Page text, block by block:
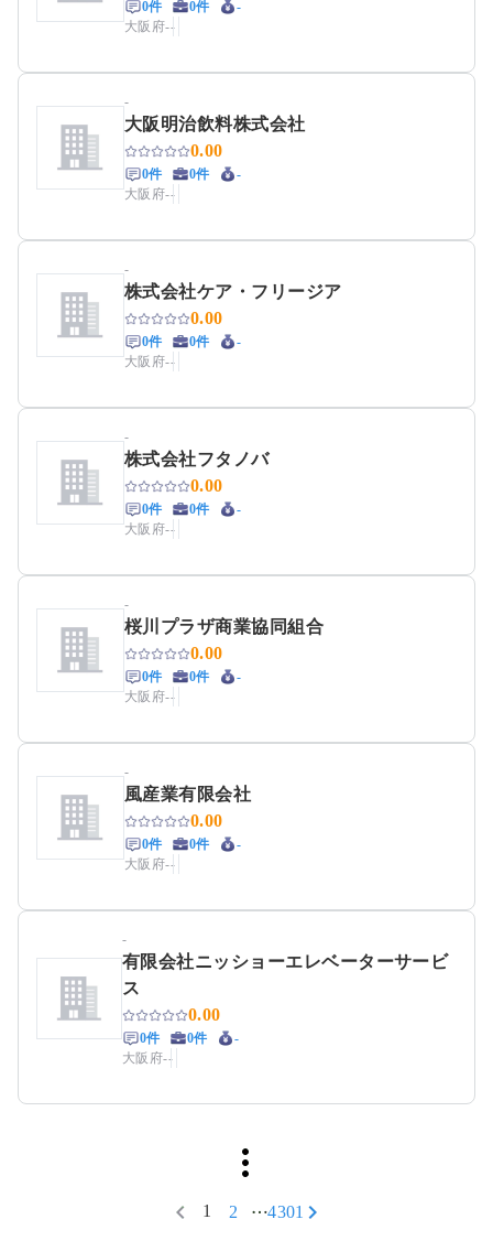
0件 0件
-
大阪府--
-
大阪明治飲料株式会社
0.00
0件 0件
-
大阪府--
-
株式会社ケア・フリージア
0.00
0件 0件
-
大阪府--
-
株式会社フタノバ
0.00
0件 0件
-
大阪府--
-
桜川プラザ商業協同組合
0.00
0件 0件
-
大阪府--
-
風産業有限会社
0.00
0件 0件
-
大阪府--
-
有限会社ニッショーエレベーターサービ
ス
0.00
0件 0件
-
大阪府--
1 2 4301